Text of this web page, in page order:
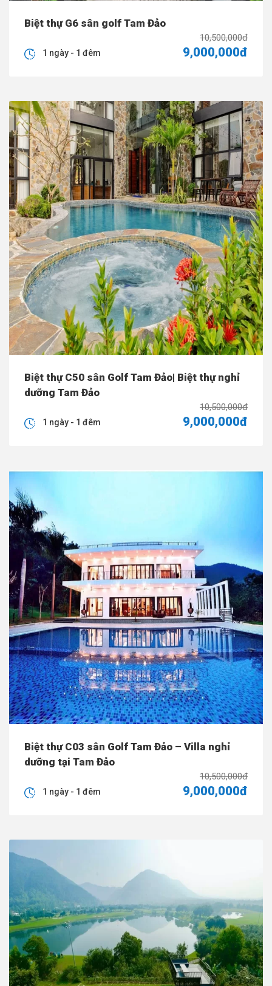
Biệt thự G6 sân golf Tam Đảo
10,500,000đ
9,000,000đ
1 ngày - 1 đêm
Biệt thự C50 sân Golf Tam Đảo| Biệt thự nghỉ
dưỡng Tam Đảo
10,500,000đ
9,000,000đ
1 ngày - 1 đêm
Biệt thự C03 sân Golf Tam Đảo – Villa nghỉ
dưỡng tại Tam Đảo
10,500,000đ
9,000,000đ
1 ngày - 1 đêm